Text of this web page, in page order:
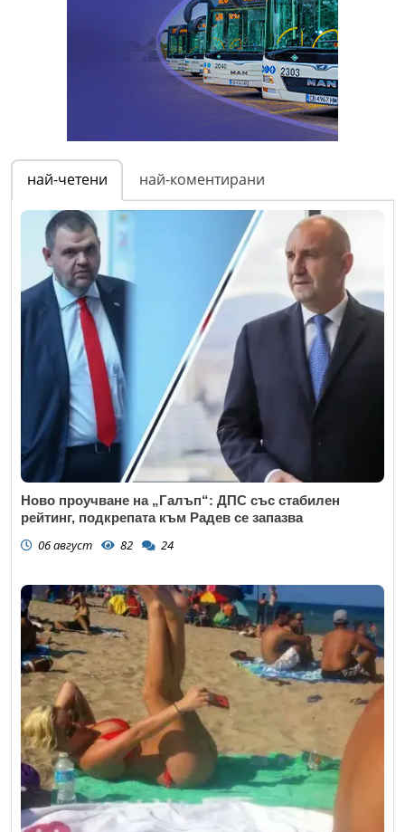
най-четени най-коментирани
Ново проучване на „Галъп“: ДПС със стабилен
рейтинг, подкрепата към Радев се запазва
06 август 82 24